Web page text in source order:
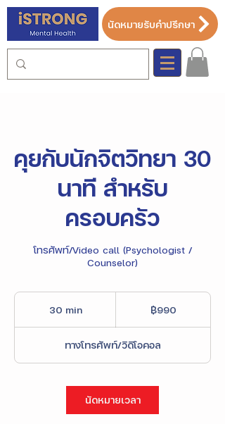
นัดหมายรับคำปรึกษา
คุยกับนักจิตวิทยา 30
นาที สำหรับ
ครอบครัว
โทรศัพท์/Video call (Psychologist /
Counselor)
30 min3
i
n
฿990
ทางโทรศัพท์/วิดิโอคอล
นัดหมายเวลา